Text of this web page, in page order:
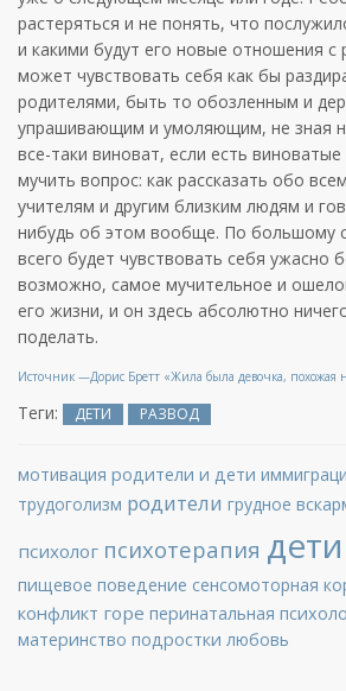
растеряться и не понять, что
и какими будут его новые отношения с
может чувствовать себя как бы
родителями, быть то обозленным и
упрашивающим и умоляющим, не зная
все-таки виноват, если есть
мучить вопрос: как рассказать обо
учителям и другим близким людям и
нибудь об этом вообще. По большому
всего будет чувствовать себя
возможно, самое мучительное и
его жизни, и он здесь абсолютно
поделать.
Источник —Дорис Бретт «Жила была девочка, похожая
Теги: ДЕТИ РАЗВОД
мотивация родители и дети
трудоголизм родители грудное
психолог психотерапия дети
пищевое поведение сенсомоторная
конфликт горе перинатальная
материнство подростки любовь